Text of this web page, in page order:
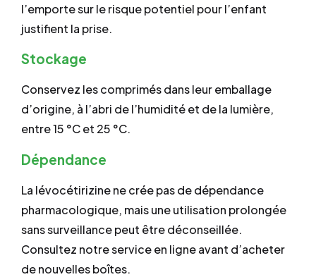
l’emporte sur le risque potentiel pour l’enfant
justifient la prise.
Stockage
Conservez les comprimés dans leur emballage
d’origine, à l’abri de l’humidité et de la lumière,
entre 15 °C et 25 °C.
Dépendance
La lévocétirizine ne crée pas de dépendance
pharmacologique, mais une utilisation prolongée
sans surveillance peut être déconseillée.
Consultez notre service en ligne avant d’acheter
de nouvelles boîtes.